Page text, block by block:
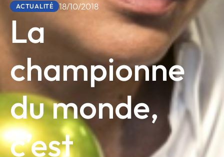
ACTUALITÉ 18/10/2018
La
championne
du monde,
c’est